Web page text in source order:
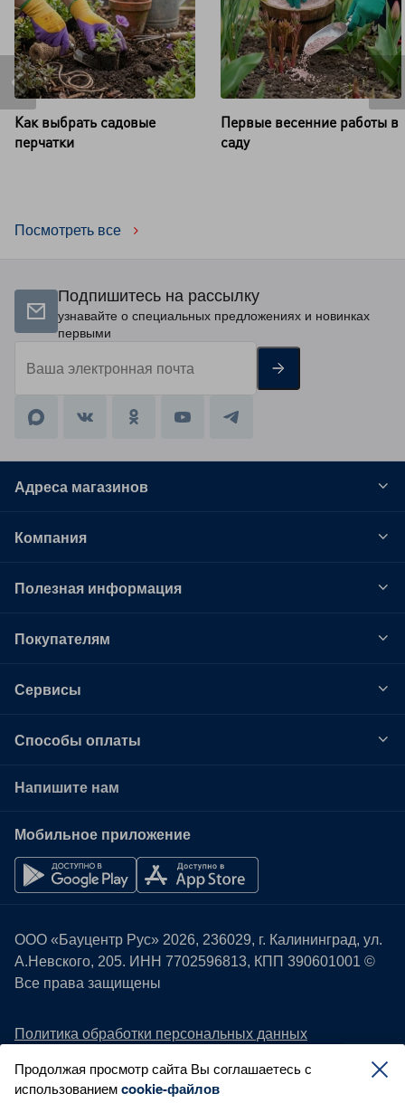
Посмотреть все
Как выбрать садовые
перчатки
Первые весенние работы в
саду
Подпишитесь на рассылку
узнавайте о специальных предложениях и новинках
первыми
Адреса магазинов
Компания
Полезная информация
Покупателям
Сервисы
Способы оплаты
Напишите нам
Мобильное приложение
ООО «Бауцентр Рус» 2026, 236029, г. Калининград, ул.
А.Невского, 205. ИНН 7702596813, КПП 390601001 ©
Все права защищены
Политика обработки персональных данных
Охрана труда
Продолжая просмотр сайта Вы соглашаетесь с
использованиемcookie-файлов